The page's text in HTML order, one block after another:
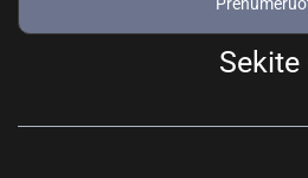
Sekite